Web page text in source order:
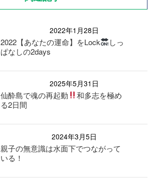
2022年1月28日
2022【あなたの運命】をLock
しっ
ぱなしの2days
2025年5月31日
仙酔島で魂の再起動
和多志を極め
る2日間
2024年3月5日
親子の無意識は水面下でつながって
いる！